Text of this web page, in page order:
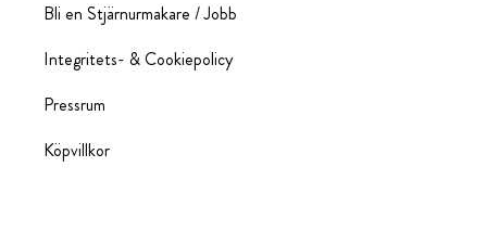
Bli en Stjärnurmakare / Jobb
Integritets- & Cookiepolicy
Pressrum
Köpvillkor